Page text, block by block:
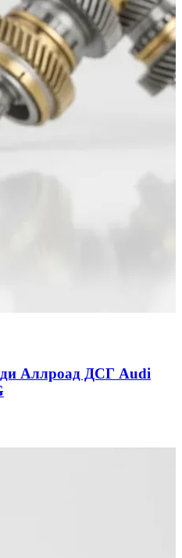
Аллроад ДСГ Audi